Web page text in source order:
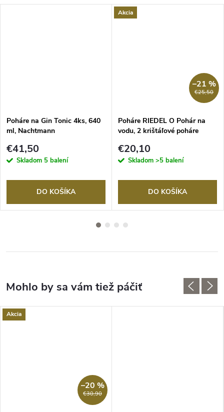
Poháre na Gin Tonic 4ks, 640
ml, Nachtmann
€41,50
Skladom 5 balení
DO KOŠÍKA
Akcia
€25,50
–21 %
Poháre RIEDEL O Pohár na
vodu, 2 krištáľové poháre
€20,10
Skladom >5 balení
DO KOŠÍKA
Akcia
€30,90
–20 %